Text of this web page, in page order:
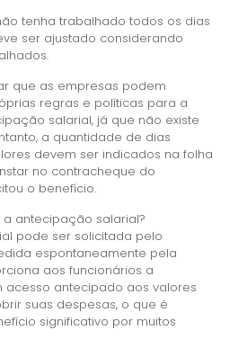
tenha trabalhado todos os dias
ser ajustado considerando
que as empresas podem
regras e políticas para a
salarial, já que não existe
a quantidade de dias
devem ser indicados na folha
no contracheque do
o benefício.
antecipação salarial?
pode ser solicitada pelo
espontaneamente pela
aos funcionários a
acesso antecipado aos valores
suas despesas, o que é
significativo por muitos